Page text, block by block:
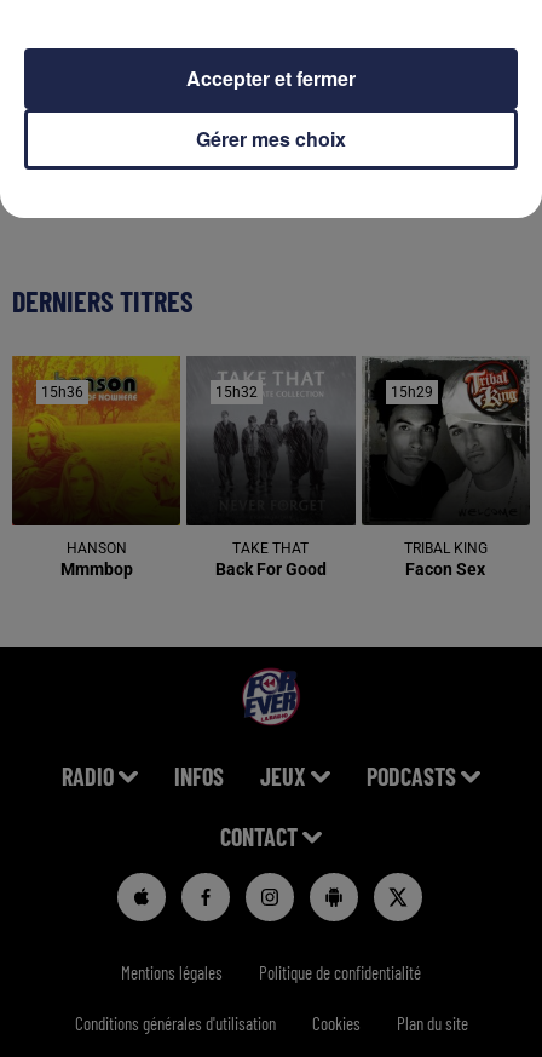
29 juillet 2026
Incendies en Gironde : plusieurs reprises de feu
dans la matinée
DERNIERS TITRES
15h36
15h36
HANSON
Mmmbop
15h32
15h32
TAKE THAT
Back For Good
15h29
15h29
TRIBAL KING
Facon Sex
RADIO INFOS JEUX PODCASTS
CONTACT
Mentions légales Politique de confidentialité
Conditions générales d'utilisation Cookies Plan du site
Gérer mes choix
Accepter et fermer